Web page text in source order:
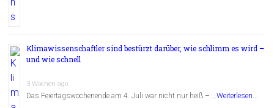
Klimawissenschaftler sind bestürzt darüber, wie schlimm es wird –
und wie schnell
3 Wochen ago
Das Feiertagswochenende am 4. Juli war nicht nur heiß – …Weiterlesen...